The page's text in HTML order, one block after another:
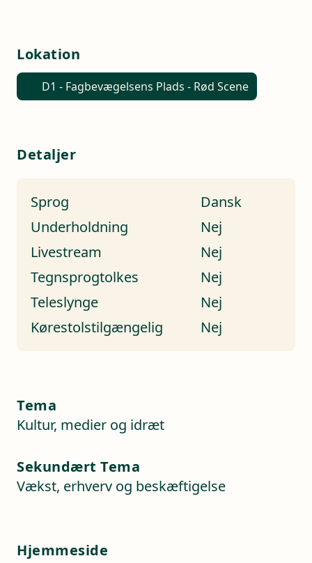
Lokation
D1 - Fagbevægelsens Plads - Rød Scene
Detaljer
Sprog
Dansk
Underholdning
Nej
Livestream
Nej
Tegnsprogtolkes
Nej
Teleslynge
Nej
Kørestolstilgængelig
Nej
Tema
Kultur, medier og idræt
Sekundært Tema
Vækst, erhverv og beskæftigelse
Hjemmeside